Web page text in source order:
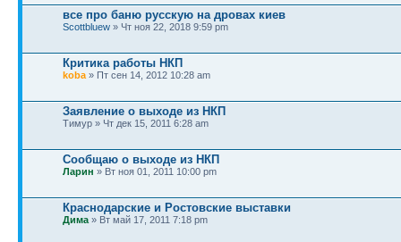
все про баню русскую на дровах киев
Scottbluew » Чт ноя 22, 2018 9:59 pm
Критика работы НКП
koba » Пт сен 14, 2012 10:28 am
Заявление о выходе из НКП
Тимур » Чт дек 15, 2011 6:28 am
Сообщаю о выходе из НКП
Ларин » Вт ноя 01, 2011 10:00 pm
Краснодарские и Ростовские выставки
Дима » Вт май 17, 2011 7:18 pm